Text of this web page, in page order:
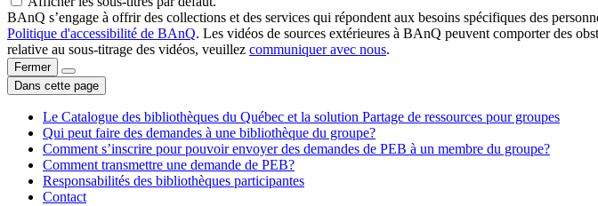
BAnQ s’engage à offrir des collections et des services qui répondent aux besoins spécifiques des
Politique d'accessibilité de BAnQ. Les vidéos de sources extérieures à BAnQ peuvent comporter des
relative au sous-titrage des vidéos, veuillez communiquer avec nous.
Fermer
Dans cette page
Le Catalogue des bibliothèques du Québec et la solution Partage de ressources pour groupes
Qui peut faire des demandes à une bibliothèque du groupe?
Comment s’inscrire pour pouvoir envoyer des demandes de PEB à un membre du groupe?
Comment transmettre une demande de PEB?
Responsabilités des bibliothèques participantes
Contact